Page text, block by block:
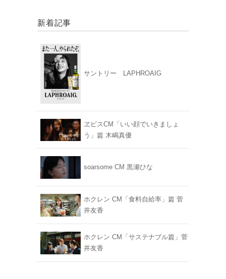
C
H
新着記事
サントリー LAPHROAIG
ヱビスCM「いい顔でいきましょ
う」篇 木嶋真優
soarsome CM 黒瀬ひな
ホクレン CM「食料自給率」篇 菅
井友香
ホクレン CM「サステナブル篇」菅
井友香